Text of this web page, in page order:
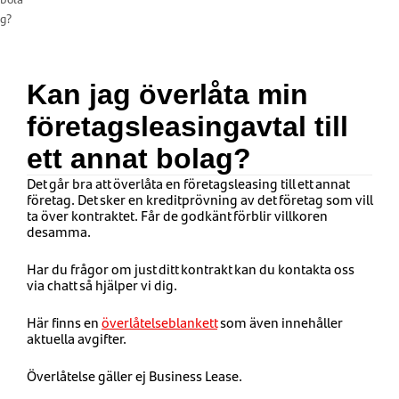
g?
Kan jag överlåta min
företagsleasingavtal till
ett annat bolag?
Det går bra att överlåta en företagsleasing till ett annat
företag. Det sker en kreditprövning av det företag som vill
ta över kontraktet. Får de godkänt förblir villkoren
desamma.
Har du frågor om just ditt kontrakt kan du kontakta oss
via chatt så hjälper vi dig.
Här finns enöverlåtelseblankettsom även innehåller
aktuella avgifter.
Överlåtelse gäller ej Business Lease.